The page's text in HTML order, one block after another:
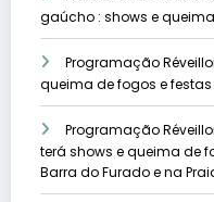
gaúcho : shows e
Programação
queima de fogos e
Programação
terá shows e queima de
Barra do Furado e na